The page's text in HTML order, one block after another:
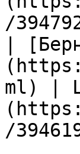
/
|
ml) |
/